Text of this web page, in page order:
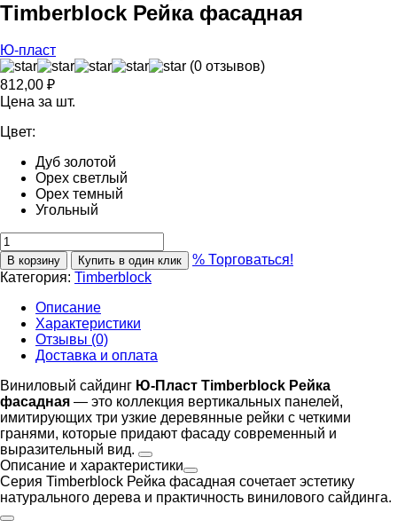
Timberblock Рейка фасадная
Ю-пласт
(0 отзывов)
812,00 ₽
Цена за шт.
Цвет:
Дуб золотой
Орех светлый
Орех темный
Угольный
В корзину Купить в один клик
% Торговаться!
Категория: Timberblock
Описание
Характеристики
Отзывы (0)
Доставка и оплата
Виниловый сайдинг Ю-Пласт Timberblock Рейка
фасадная — это коллекция вертикальных панелей,
имитирующих три узкие деревянные рейки с четкими
гранями, которые придают фасаду современный и
выразительный вид.
Описание и характеристики
Серия Timberblock Рейка фасадная сочетает эстетику
натурального дерева и практичность винилового сайдинга.